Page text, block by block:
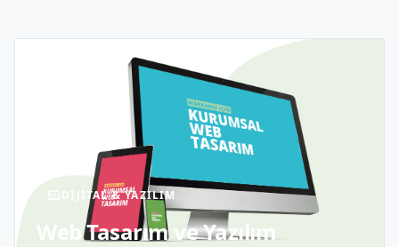
DIJITAL & YAZILIM
Web Tasarım ve Yazılım